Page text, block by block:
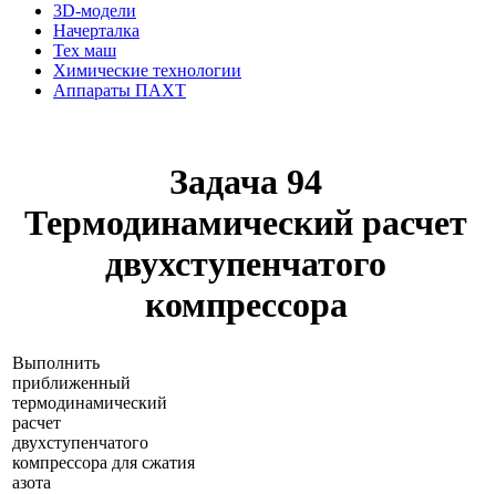
3D-модели
Начерталка
Тех маш
Химические технологии
Аппараты ПАХТ
Задача 94
Термодинамический расчет
двухступенчатого
компрессора
Выполнить
приближенный
термодинамический
расчет
двухступенчатого
компрессора для сжатия
азота